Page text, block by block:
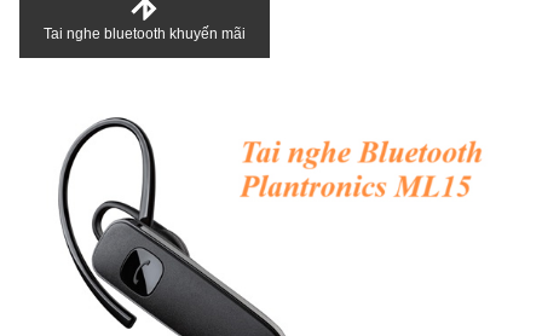
Tai nghe bluetooth khuyến mãi